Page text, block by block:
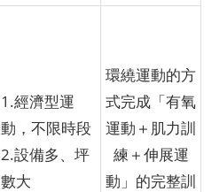
1.經濟型運
動，不限時段
2.設備多、坪
數大
環繞運動的方
式完成「有氧
運動＋肌力訓
練＋伸展運
動」的完整訓